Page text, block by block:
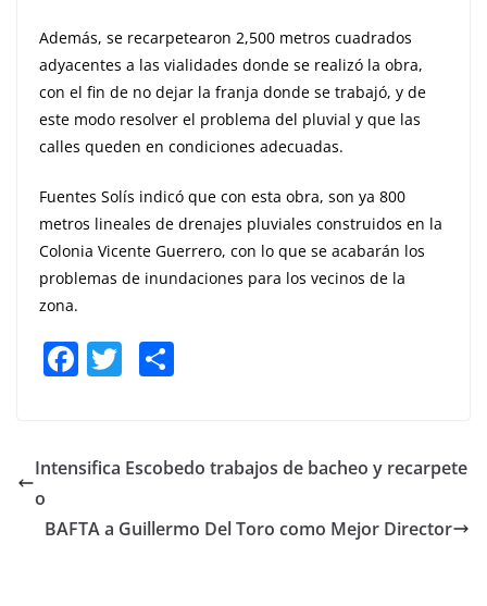
Además, se recarpetearon 2,500 metros cuadrados
adyacentes a las vialidades donde se realizó la obra,
con el fin de no dejar la franja donde se trabajó, y de
este modo resolver el problema del pluvial y que las
calles queden en condiciones adecuadas.
Fuentes Solís indicó que con esta obra, son ya 800
metros lineales de drenajes pluviales construidos en la
Colonia Vicente Guerrero, con lo que se acabarán los
problemas de inundaciones para los vecinos de la
zona.
F
e
o
T
er e
Intensifica Escobedo trabajos de bacheo y recarpete
o
BAFTA a Guillermo Del Toro como Mejor Director